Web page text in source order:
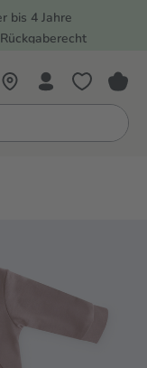
bis 4 Jahre